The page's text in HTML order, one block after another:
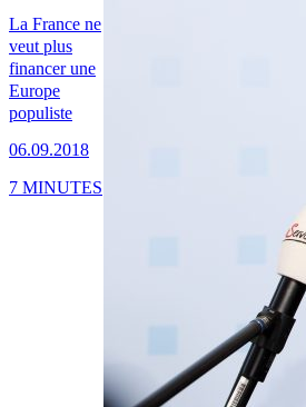
La France ne
veut plus
financer une
Europe
populiste
06.09.2018
7 MINUTES